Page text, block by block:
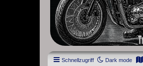
Schnellzugriff Dark mode